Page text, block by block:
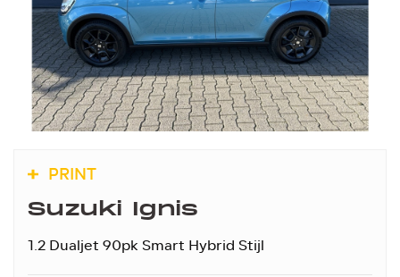
PRINT
Suzuki Ignis
1.2 Dualjet 90pk Smart Hybrid Stijl